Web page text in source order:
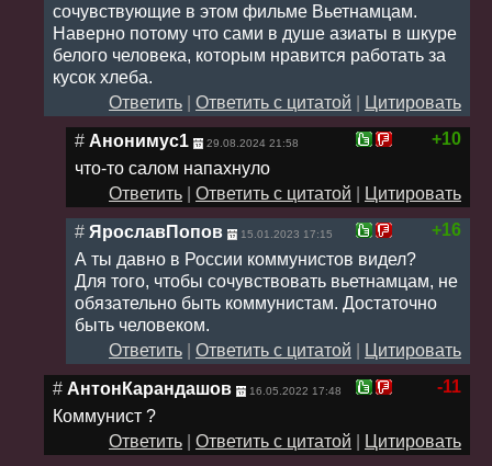
сочувствующие в этом фильме Вьетнамцам.
Наверно потому что сами в душе азиаты в шкуре
белого человека, которым нравится работать за
кусок хлеба.
Ответить
Ответить с цитатой
Цитировать
+10
# Анонимус1 29.08.2024 21:58
что-то салом напахнуло
Ответить
Ответить с цитатой
Цитировать
+16
# ЯрославПопов 15.01.2023 17:15
А ты давно в России коммунистов видел?
Для того, чтобы сочувствовать вьетнамцам, не
обязательно быть коммунистам. Достаточно
быть человеком.
Ответить
Ответить с цитатой
Цитировать
-11
# АнтонКарандашов 16.05.2022 17:48
Коммунист ?
Ответить
Ответить с цитатой
Цитировать